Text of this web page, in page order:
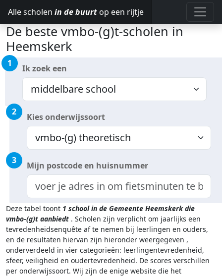
Alle scholen in de buurt op een rijtje
De beste vmbo-(g)t-scholen in
Heemskerk
1 Ik zoek een
2 Kies onderwijssoort
3 Mijn postcode en huisnummer
Deze tabel toont 1 school in de Gemeente Heemskerk die
vmbo-(g)t aanbiedt . Scholen zijn verplicht om jaarlijks een
tevredenheidsenquête af te nemen bij leerlingen en ouders,
en de resultaten hiervan zijn hieronder weergegeven ,
onderverdeeld in vier categorieën: leerlingentevredenheid,
sfeer, veiligheid en oudertevredenheid. De scores verschillen
per onderwijssoort. Wij zijn de enige website die het